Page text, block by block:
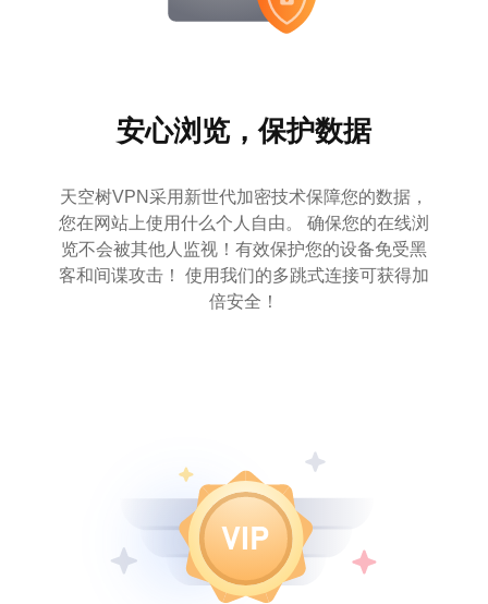
安心浏览，保护数据
天空树VPN采用新世代加密技术保障您的数据，
您在网站上使用什么个人自由。 确保您的在线浏
览不会被其他人监视！有效保护您的设备免受黑
客和间谍攻击！ 使用我们的多跳式连接可获得加
倍安全！